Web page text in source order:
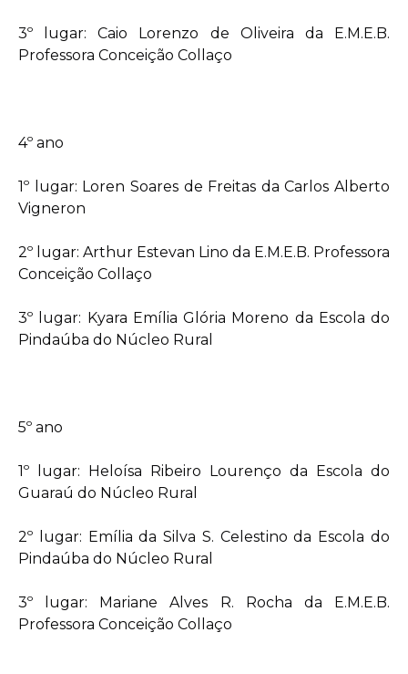
3º lugar: Caio Lorenzo de Oliveira da E.M.E.B.
Professora Conceição Collaço
4º ano
1º lugar: Loren Soares de Freitas da Carlos Alberto
Vigneron
2º lugar: Arthur Estevan Lino da E.M.E.B. Professora
Conceição Collaço
3º lugar: Kyara Emília Glória Moreno da Escola do
Pindaúba do Núcleo Rural
5º ano
1º lugar: Heloísa Ribeiro Lourenço da Escola do
Guaraú do Núcleo Rural
2º lugar: Emília da Silva S. Celestino da Escola do
Pindaúba do Núcleo Rural
3º lugar: Mariane Alves R. Rocha da E.M.E.B.
Professora Conceição Collaço